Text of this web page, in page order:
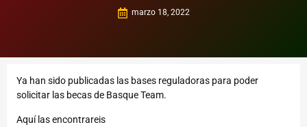
marzo 18, 2022
Ya han sido publicadas las bases reguladoras para poder
solicitar las becas de Basque Team.
Aquí las encontrareis